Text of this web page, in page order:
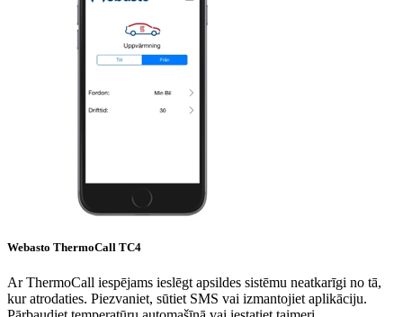
Webasto ThermoCall TC4
Ar ThermoCall iespējams ieslēgt apsildes sistēmu neatkarīgi no tā,
kur atrodaties. Piezvaniet, sūtiet SMS vai izmantojiet aplikāciju.